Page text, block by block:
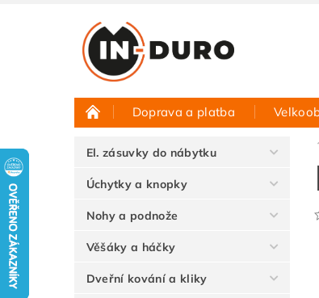
Doprava a platba
Půjčovna vzorků Hodnocení
El. zásuvky do nábytku
Úchytky a knopky
Nohy a podnože
Věšáky a háčky
Dveřní kování a kliky